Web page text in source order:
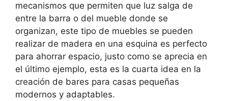
mecanismos que permiten que luz salga de
entre la barra o del mueble donde se
organizan, este tipo de muebles se pueden
realizar de madera en una esquina es perfecto
para ahorrar espacio, justo como se aprecia en
el último ejemplo, esta es la cuarta idea en la
creación de bares para casas pequeñas
modernos y adaptables.